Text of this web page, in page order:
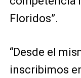
Floridos”.
“Desde el
inscribimos